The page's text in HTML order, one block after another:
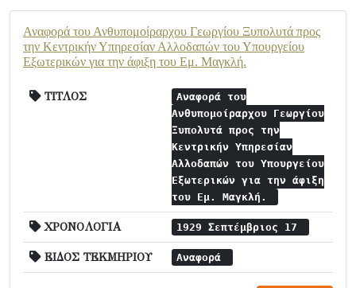
Αναφορά του Ανθυπομοίραρχου Γεωργίου Ξυπολυτά προς
την Κεντρικήν Υπηρεσίαν Αλλοδαπών του Υπουργείου
Εξωτερικών για την άφιξη του Εμ. Μαγκλή.
ΤΙΤΛΟΣ
Αναφορά του
Ανθυπομοίραρχου Γεωργίου
Ξυπολυτά προς την
Κεντρικήν Υπηρεσίαν
Αλλοδαπών του Υπουργείου
Εξωτερικών για την άφιξη
του Εμ. Μαγκλή.
ΧΡΟΝΟΛΟΓΙΑ 1929 Σεπτέμβριος 17
ΕΙΔΟΣ ΤΕΚΜΗΡΙΟΥ Αναφορά